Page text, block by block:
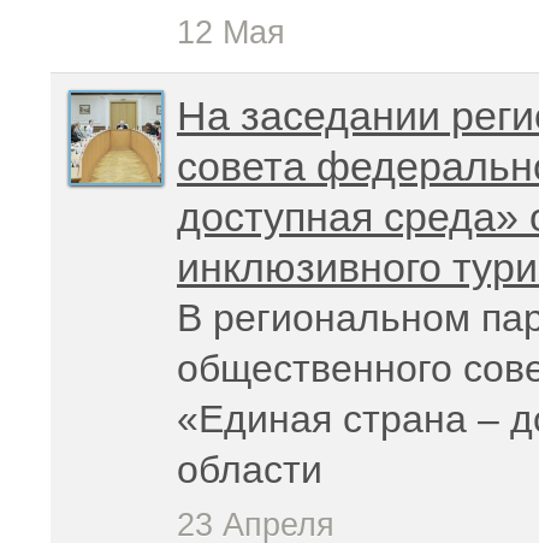
12 Мая
На заседании
совета
доступная среда»
инклюзивного
В региональном
общественного
«Единая страна –
области
23 Апреля